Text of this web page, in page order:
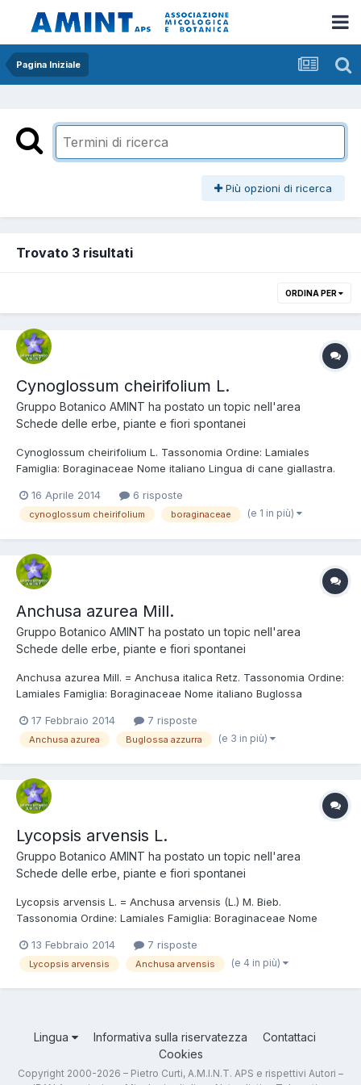
Pagina Iniziale
Più opzioni di ricerca
Trovato 3 risultati
ORDINA PER
Cynoglossum cheirifolium L.
Gruppo Botanico AMINT ha postato un topic nell'area
Schede delle erbe, piante e fiori spontanei
Cynoglossum cheirifolium L. Tassonomia Ordine: Lamiales
Famiglia: Boraginaceae Nome italiano Lingua di cane giallastra.
da un tomento biancastro, alta fino a 50 cm; fusti eretti, semplici
o ramificati fin dalla bas...
16 Aprile 2014 6 risposte
cynoglossum cheirifolium boraginaceae (e 1 in più)
Anchusa azurea Mill.
Gruppo Botanico AMINT ha postato un topic nell'area
Schede delle erbe, piante e fiori spontanei
Anchusa azurea Mill. = Anchusa italica Retz. Tassonomia Ordine:
Lamiales Famiglia: Boraginaceae Nome italiano Buglossa
120 cm; fusto molto ramificato nella parte superiore, ispido,
munito di peli rigidi patent...
17 Febbraio 2014 7 risposte
Anchusa azurea Buglossa azzurra (e 3 in più)
Lycopsis arvensis L.
Gruppo Botanico AMINT ha postato un topic nell'area
Schede delle erbe, piante e fiori spontanei
Lycopsis arvensis L. = Anchusa arvensis (L.) M. Bieb.
Tassonomia Ordine: Lamiales Famiglia: Boraginaceae Nome
annuale o bienne alta fino a 50 cm, foglie e fusto diffusamente
ricoperti da peli setolosi, patenti, r...
13 Febbraio 2014 7 risposte
Lycopsis arvensis Anchusa arvensis (e 4 in più)
Lingua Informativa sulla riservatezza
Contattaci
Cookies
Copyright 2000-2026 – Pietro Curti, A.M.I.N.T. APS e rispettivi Autori –